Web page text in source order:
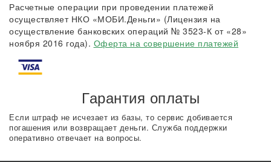
Расчетные операции при проведении платежей
осуществляет НКО «МОБИ.Деньги» (Лицензия на
осуществление банковских операций № 3523-К от «28»
ноября 2016 года). Оферта на совершение платежей
Гарантия оплаты
Если штраф не исчезает из базы, то сервис добивается
погашения или возвращает деньги. Служба поддержки
оперативно отвечает на вопросы.